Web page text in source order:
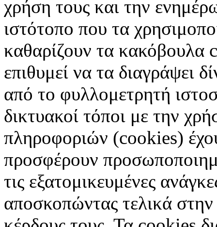
χρήση τους και την
ιστότοπο που τα
καθαρίζουν τα κακόβουλα
επιθυμεί να τα διαγράψει
από το φυλλομετρητή
δικτυακοί τόποι με την
πληροφοριών (cookies)
προσφέρουν
τις εξατομικευμένες
αποσκοπώντας τελικά